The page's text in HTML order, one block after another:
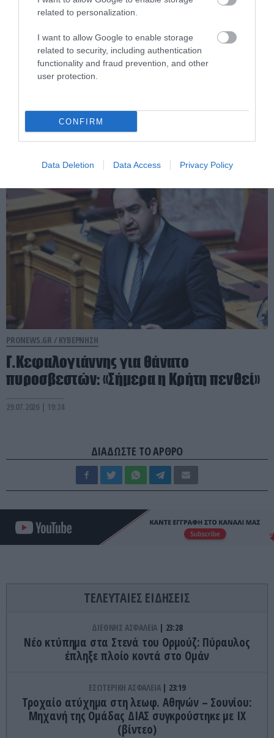
related to personalization.
I want to allow Google to enable storage
related to security, including authentication
functionality and fraud prevention, and other
user protection.
CONFIRM
Data Deletion Data Access Privacy Policy
PRONEWS.GR /ΚΥΒΕΡΝΗΣΗ
θα συσταθεί επιτροπή για την πυρηνική
ενέργεια
29.07.2026 | 19:38
PRONEWS.GR / ΚΥΒΕΡΝΗΣΗ
Γ.Κεφαλογιάννης για θάνατο
πυροσβεστών: «Σήμερα η Κρήτη πενθεί»
29.07.2026 | 19:24
ΔΙΑΔΩΣΤΕ ΤΟ ΑΡΘΡΟ
ΤΕΛΕΥΤΑΙΕΣ ΕΙΔΗΣΕΙΣ
ΔΙΕΘΝΗΣ ΑΣΦΑΛΕΙΑ 23:28
Νέο κτύπημα στα Στενά του Ορμούζ: Πύραυλος
έπληξε πλοίο κοντά στο Ομάν
ΕΣΩΤΕΡΙΚΗ ΑΣΦΑΛΕΙΑ 23:19
Τροχαίο ατύχημα στη λεωφ. Αθηνών – Σουνίου:
Μηχανή της Ομάδας ΔΙΑΣ συγκρούστηκε με ΙΧ
(βίντεο)